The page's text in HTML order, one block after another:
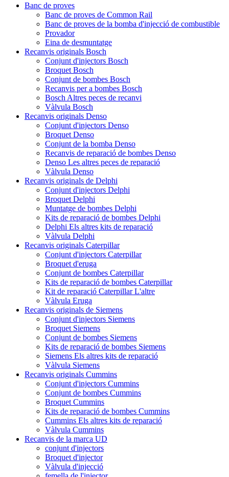
Banc de proves
Banc de proves de Common Rail
Banc de proves de la bomba d'injecció de combustible
Provador
Eina de desmuntatge
Recanvis originals Bosch
Conjunt d'injectors Bosch
Broquet Bosch
Conjunt de bombes Bosch
Recanvis per a bombes Bosch
Bosch Altres peces de recanvi
Vàlvula Bosch
Recanvis originals Denso
Conjunt d'injectors Denso
Broquet Denso
Conjunt de la bomba Denso
Recanvis de reparació de bombes Denso
Denso Les altres peces de reparació
Vàlvula Denso
Recanvis originals de Delphi
Conjunt d'injectors Delphi
Broquet Delphi
Muntatge de bombes Delphi
Kits de reparació de bombes Delphi
Delphi Els altres kits de reparació
Vàlvula Delphi
Recanvis originals Caterpillar
Conjunt d'injectors Caterpillar
Broquet d'eruga
Conjunt de bombes Caterpillar
Kits de reparació de bombes Caterpillar
Kit de reparació Caterpillar L'altre
Vàlvula Eruga
Recanvis originals de Siemens
Conjunt d'injectors Siemens
Broquet Siemens
Conjunt de bombes Siemens
Kits de reparació de bombes Siemens
Siemens Els altres kits de reparació
Vàlvula Siemens
Recanvis originals Cummins
Conjunt d'injectors Cummins
Conjunt de bombes Cummins
Broquet Cummins
Kits de reparació de bombes Cummins
Cummins Els altres kits de reparació
Vàlvula Cummins
Recanvis de la marca UD
conjunt d'injectors
Broquet d'injector
Vàlvula d'injecció